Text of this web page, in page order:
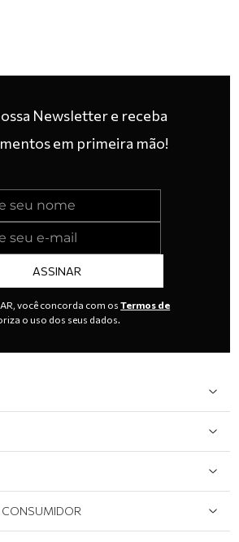
Newsletter e receba
em primeira mão!
ASSINAR
você concorda com osTermos de
o uso dos seus dados.